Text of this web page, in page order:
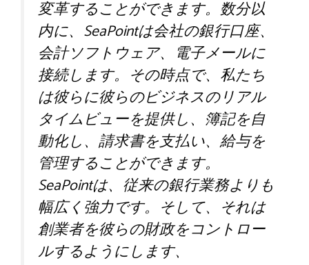
変革することができます。数分以
内に、SeaPointは会社の銀行口座、
会計ソフトウェア、電子メールに
接続します。その時点で、私たち
は彼らに彼らのビジネスのリアル
タイムビューを提供し、簿記を自
動化し、請求書を支払い、給与を
管理することができます。
SeaPointは、従来の銀行業務よりも
幅広く強力です。そして、それは
創業者を彼らの財政をコントロー
ルするようにします、